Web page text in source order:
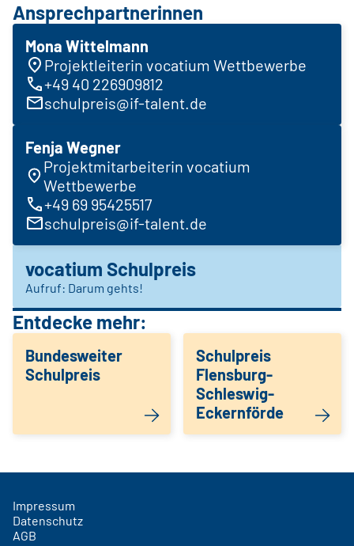
Ansprechpartnerinnen
Mona Wittelmann
Projektleiterin vocatium Wettbewerbe
+49 40 226909812
schulpreis@if-talent.de
Fenja Wegner
Projektmitarbeiterin vocatium
Wettbewerbe
+49 69 95425517
schulpreis@if-talent.de
vocatium Schulpreis
Aufruf: Darum gehts!
Entdecke mehr:
Bundesweiter
Schulpreis
Schulpreis
Flensburg-
Schleswig-
Eckernförde
Impressum
Datenschutz
AGB